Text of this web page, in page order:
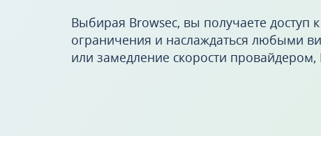
Выбирая Browsec, вы получаете доступ
ограничения и наслаждаться любыми
или замедление скорости